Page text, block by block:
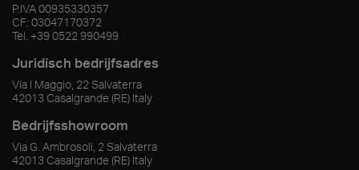
P.IVA00935330357
CF: 03047170372
Tel. +39 0522 990499
Juridisch bedrijfsadres
Via I Maggio, 22 Salvaterra
42013 Casalgrande (RE) Italy
Bedrijfsshowroom
Via G. Ambrosoli, 2 Salvaterra
42013 Casalgrande (RE) Italy